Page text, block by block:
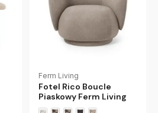
Ferm Living
Fotel Rico Boucle
Piaskowy Ferm Living